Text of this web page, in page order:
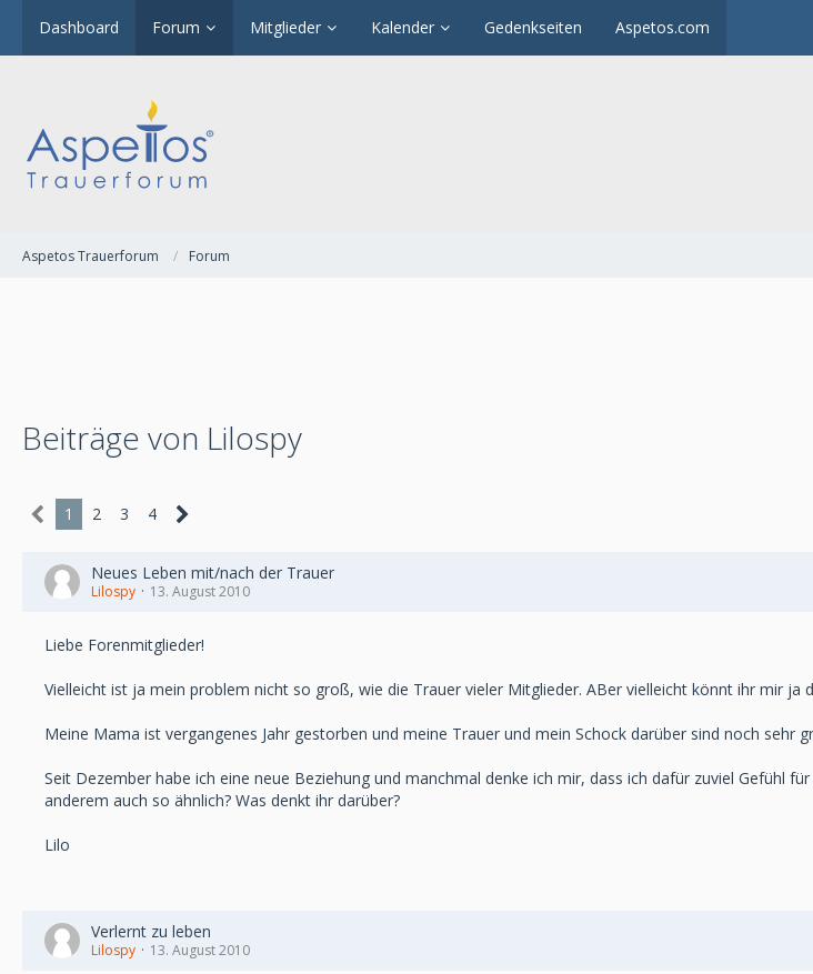
Dashboard Forum Mitglieder Kalender Gedenkseiten Aspetos.com
Aspetos Trauerforum Forum
Beiträge von Lilospy
1 2 3 4
Neues Leben mit/nach der Trauer
Lilospy 13. August 2010
Liebe Forenmitglieder!
Vielleicht ist ja mein problem nicht so groß, wie die Trauer vieler Mitglieder. ABer vielleicht könnt ihr mir ja
Meine Mama ist vergangenes Jahr gestorben und meine Trauer und mein Schock darüber sind noch sehr
Seit Dezember habe ich eine neue Beziehung und manchmal denke ich mir, dass ich dafür zuviel Gefühl
anderem auch so ähnlich? Was denkt ihr darüber?
Lilo
Verlernt zu leben
Lilospy 13. August 2010